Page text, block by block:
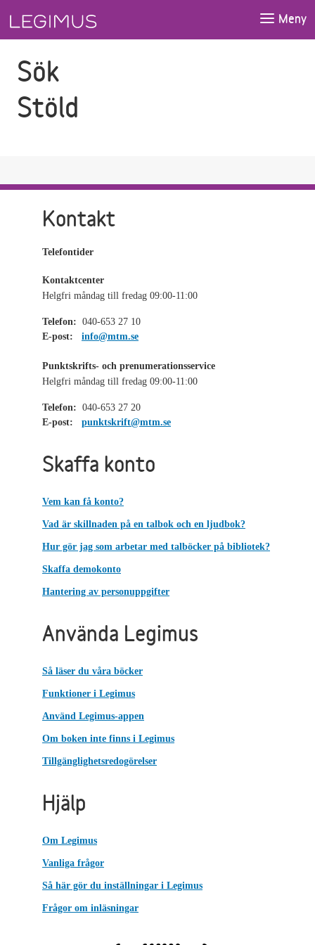
Meny
Sök
Stöld
Kontakt
Telefontider
Kontaktcenter
Helgfri måndag till fredag 09:00-11:00
Telefon: 040-653 27 10
E-post:
info@mtm.se
Punktskrifts- och prenumerationsservice
Helgfri måndag till fredag 09:00-11:00
Telefon: 040-653 27 20
E-post:
punktskrift@mtm.se
Skaffa konto
Vem kan få konto?
Vad är skillnaden på en talbok och en ljudbok?
Hur gör jag som arbetar med talböcker på bibliotek?
Skaffa demokonto
Hantering av personuppgifter
Använda Legimus
Så läser du våra böcker
Funktioner i Legimus
Använd Legimus-appen
Om boken inte finns i Legimus
Tillgänglighetsredogörelser
Hjälp
Om Legimus
Vanliga frågor
Så här gör du inställningar i Legimus
Frågor om inläsningar